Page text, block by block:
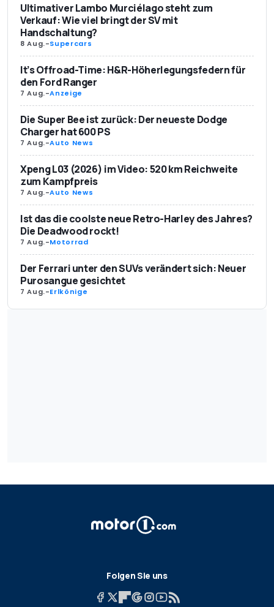
Ultimativer Lambo Murciélago steht zum
Verkauf: Wie viel bringt der SV mit
Handschaltung?
8 Aug.-Supercars
It’s Offroad-Time: H&R-Höherlegungsfedern für
den Ford Ranger
7 Aug.-Anzeige
Die Super Bee ist zurück: Der neueste Dodge
Charger hat 600 PS
7 Aug.-Auto News
Xpeng L03 (2026) im Video: 520 km Reichweite
zum Kampfpreis
7 Aug.-Auto News
Ist das die coolste neue Retro-Harley des Jahres?
Die Deadwood rockt!
7 Aug.-Motorrad
Der Ferrari unter den SUVs verändert sich: Neuer
Purosangue gesichtet
7 Aug.-Erlkönige
Folgen Sie uns